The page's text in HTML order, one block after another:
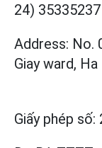
24) 35335237
Address: No.
Giay ward, Ha
Giấy phép số: